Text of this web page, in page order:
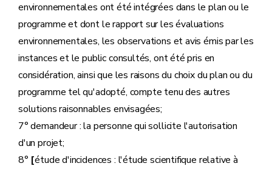
environnementales ont été intégrées dans le plan ou le
programme et dont le rapport sur les évaluations
environnementales, les observations et avis émis par les
instances et le public consultés, ont été pris en
considération, ainsi que les raisons du choix du plan ou du
programme tel qu'adopté, compte tenu des autres
solutions raisonnables envisagées;
7° demandeur : la personne qui sollicite l'autorisation
d'un projet;
8° [étude d'incidences : l'étude scientifique relative à